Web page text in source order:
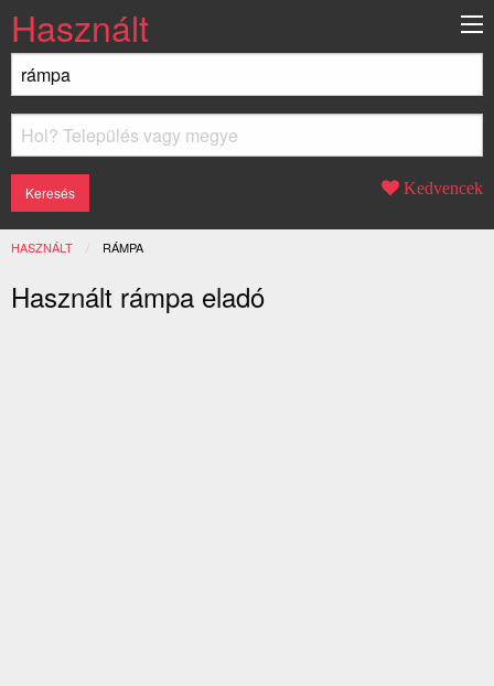
Használt
Kedvencek
HASZNÁLT JELENLEGI:
RÁMPA
Használt rámpa eladó